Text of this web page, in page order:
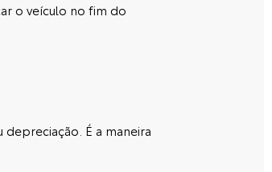
o veículo no fim do
É a maneira